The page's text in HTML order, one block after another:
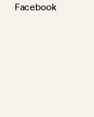
Facebook